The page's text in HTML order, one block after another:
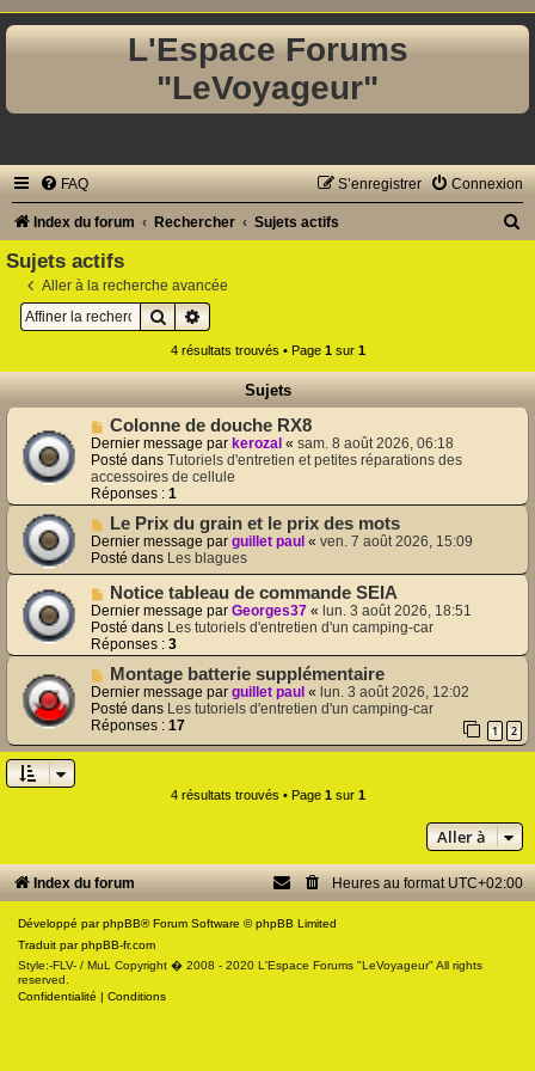
L'Espace Forums
"LeVoyageur"
FAQ Connexion
S’enregistrer
Index du forum Rechercher Sujets actifs
r
c
r
Sujets actifs
Aller à la recherche avancée
RechercherRecherche avancée
4 résultats trouvés • Page 1sur 1
Sujets
N
o
u
v
e
a
m
e
s
s
a
g
e
Colonne de douche RX8
Dernier message par kerozal « sam. 8 août 2026, 06:18
Posté dans Tutoriels d'entretien et petites réparations des
accessoires de cellule
Réponses : 1
N
o
u
v
e
a
u
m
e
s
s
a
g
e
Le Prix du grain et le prix des mots
Dernier message par guillet paul « ven. 7 août 2026, 15:09
Posté dans Les blagues
N
o
u
v
e
u
m
e
s
Notice tableau de commande SEIA
Dernier message par Georges37 « lun. 3 août 2026, 18:51
Posté dans Les tutoriels d'entretien d'un camping-car
Réponses : 3
N
o
u
v
e
a
e
Montage batterie supplémentaire
Dernier message par guillet paul « lun. 3 août 2026, 12:02
Posté dans Les tutoriels d'entretien d'un camping-car
Réponses : 17 1 2
4 résultats trouvés • Page 1sur 1
Aller à
Index du forum Heures au format UTC+02:00
Développé parphpBB® Forum Software © phpBB Limited
Traduit parphpBB-fr.com
Style:-FLV- / MuL Copyright � 2008 - 2020 L'Espace Forums "LeVoyageur" All rights
reserved.
Confidentialité
Conditions